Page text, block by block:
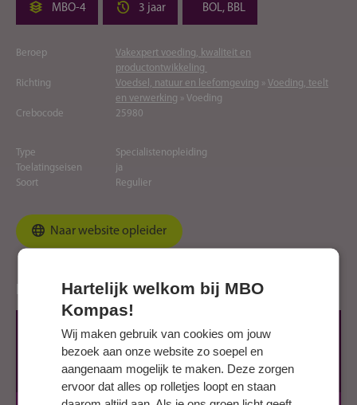
MBO-4 3 jaar BOL, BBL
Beroep
Vakexpert voeding, kwaliteit en
productontwikkeling
Richting
Voedsel, natuur en leefomgeving » Voeding, teelt
en verwerking » Voeding
Crebocode
25980
Type
Specialistenopleiding
Toelatingseisen
ja
Soort
Regulier
Naar website opleider
Locaties
EDE, Zandlaan
Zandlaan 31
6717 LN EDE
Hartelijk welkom bij MBO
Kompas!
Wij maken gebruik van cookies om jouw
bezoek aan onze website zo soepel en
aangenaam mogelijk te maken. Deze zorgen
ervoor dat alles op rolletjes loopt en staan